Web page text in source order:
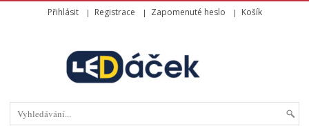
Přihlásit Registrace Zapomenuté heslo Košík